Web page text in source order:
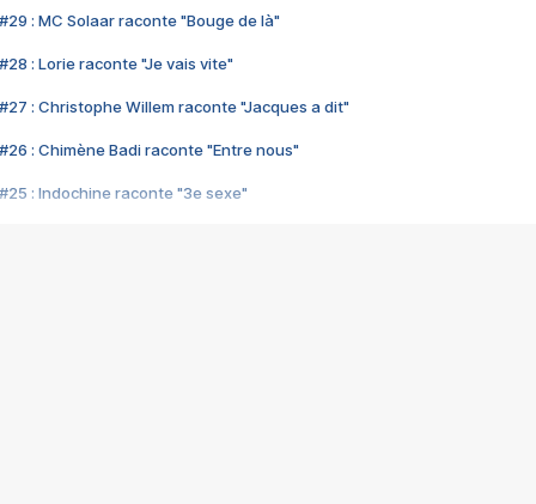
#29 : MC Solaar raconte "Bouge de là"
#28 : Lorie raconte "Je vais vite"
#27 : Christophe Willem raconte "Jacques a dit"
#26 : Chimène Badi raconte "Entre nous"
#25 : Indochine raconte "3e sexe"